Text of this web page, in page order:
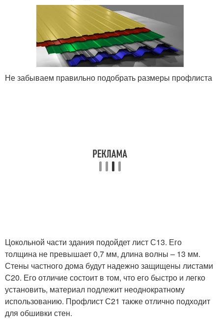
Не забываем правильно подобрать размеры профлиста
Цокольной части здания подойдет лист С13. Его
толщина не превышает 0,7 мм, длина волны – 13 мм.
Стены частного дома будут надежно защищены листами
С20. Его отличие состоит в том, что его быстро и легко
установить, материал подлежит неоднократному
использованию. Профлист С21 также отлично подходит
для обшивки стен.